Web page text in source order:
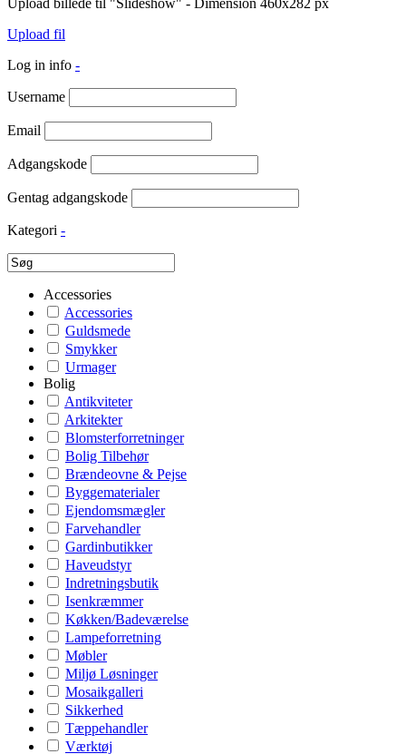
Upload billede til "Slideshow" - Dimension 460x282 px
Upload fil
Log in info -
Username
Email
Adgangskode
Gentag adgangskode
Kategori -
Accessories
Accessories
Guldsmede
Smykker
Urmager
Bolig
Antikviteter
Arkitekter
Blomsterforretninger
Bolig Tilbehør
Brændeovne & Pejse
Byggematerialer
Ejendomsmægler
Farvehandler
Gardinbutikker
Haveudstyr
Indretningsbutik
Isenkræmmer
Køkken/Badeværelse
Lampeforretning
Møbler
Miljø Løsninger
Mosaikgalleri
Sikkerhed
Tæppehandler
Værktøj